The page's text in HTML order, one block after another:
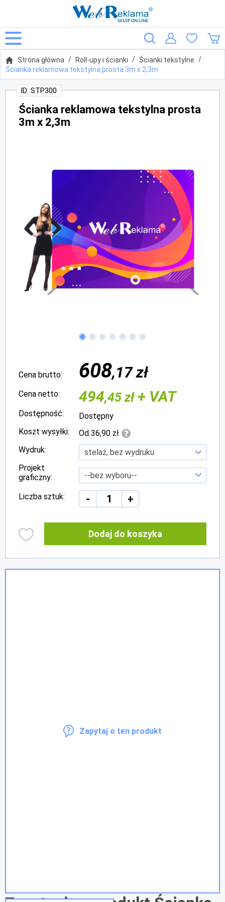
Strona główna Roll-upy i ścianki
Ścianki tekstylne
Ścianka reklamowa tekstylna prosta 3m x 2,3m
Ścianka reklamowa tekstylna prosta
3m x 2,3m
ID: STP300
Cena brutto: 608,17 zł
Cena netto: 494,45 zł+ VAT
Dostępność:
Dostępny
Koszt wysyłki:
Od 36,90 zł
Wydruk:
Projekt
graficzny:
Liczba sztuk:
- +
Dodaj do koszyka
Zapytaj o ten produkt